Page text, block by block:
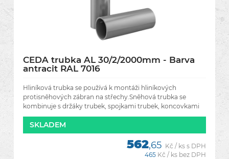
CEDA trubka AL 30/2/2000mm - Barva
antracit RAL 7016
Hliníková trubka se používá k montáži hliníkových
protisněhových zábran na střechy.Sněhová trubka se
kombinuje s držáky trubek, spojkami trubek, koncovkami
trubek a zarážkami a
SKLADEM
562,65 Kč / ks s DPH
465 Kč / ks bez DPH